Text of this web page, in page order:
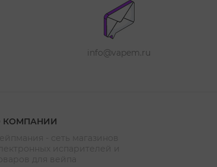
info@vapem.ru
КОМПАНИИ